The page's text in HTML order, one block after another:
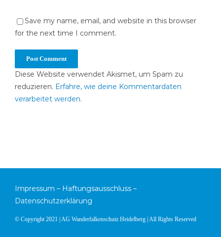
Save my name, email, and website in this browser
for the next time I comment.
Diese Website verwendet Akismet, um Spam zu
reduzieren. Erfahre, wie deine Kommentardaten
verarbeitet werden.
Impressum – Haftungsausschluss –
Datenschutzerklärung
© Copyright 2021 | AG Wanderfalkenschutz Heidelberg | All Rights Reserved